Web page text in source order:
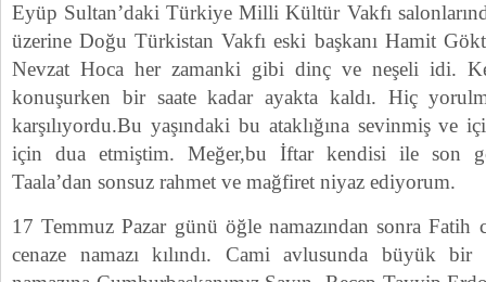
Eyüp Sultan’daki Türkiye Milli Kültür Vakfı
üzerine Doğu Türkistan Vakfı eski başkanı Hamit
Nevzat Hoca her zamanki gibi dinç ve neşeli idi.
konuşurken bir saate kadar ayakta kaldı. Hiç
karşılıyordu.Bu yaşındaki bu ataklığına sevinmiş ve
için dua etmiştim. Meğer,bu İftar kendisi ile son
Taala’dan sonsuz rahmet ve mağfiret niyaz ediyorum.
17 Temmuz Pazar günü öğle namazından sonra Fatih
cenaze namazı kılındı. Cami avlusunda büyük bir